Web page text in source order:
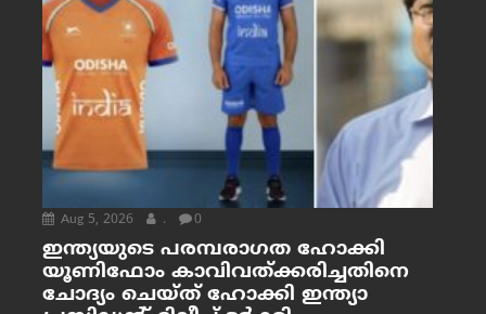
Aug 5, 2026 . 0
ഇന്ത്യയുടെ പരമ്പരാഗത ഹോക്കി
യൂണിഫോം കാവിവത്ക്കരിച്ചതിനെ
ചോദ്യം ചെയ്ത് ഹോക്കി ഇന്ത്യാ